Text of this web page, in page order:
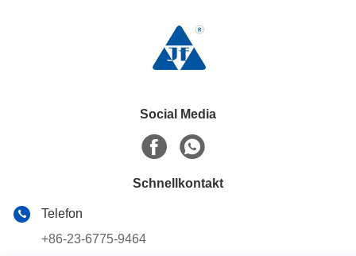
Social Media
Schnellkontakt
Telefon
+86-23-6775-9464